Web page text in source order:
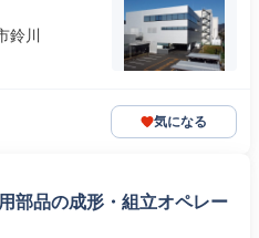
鈴川
気になる
部品の成形・組立オペレー